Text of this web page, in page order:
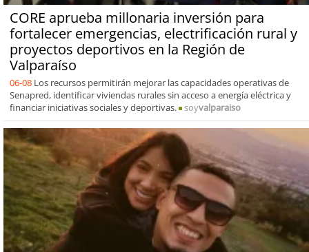
CORE aprueba millonaria inversión para
fortalecer emergencias, electrificación rural y
proyectos deportivos en la Región de
Valparaíso
06-08 Los recursos permitirán mejorar las capacidades operativas de
Senapred, identificar viviendas rurales sin acceso a energía eléctrica y
financiar iniciativas sociales y deportivas.
soyvalparaiso